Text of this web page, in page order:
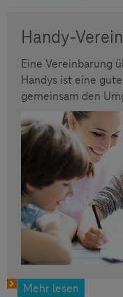
Handy-
Eine Vereinbarung
Handys ist eine
gemeinsam den
Mehr lesen